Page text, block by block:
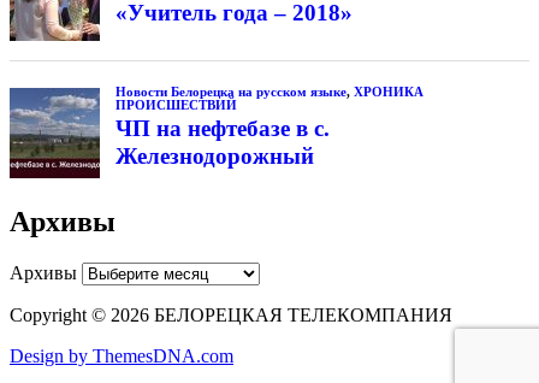
«Учитель года – 2018»
Новости Белорецка на русском языке, ХРОНИКА
ПРОИСШЕСТВИЙ
ЧП на нефтебазе в с.
Железнодорожный
Архивы
Архивы
Copyright © 2026 БЕЛОРЕЦКАЯ ТЕЛЕКОМПАНИЯ
Design by ThemesDNA.com